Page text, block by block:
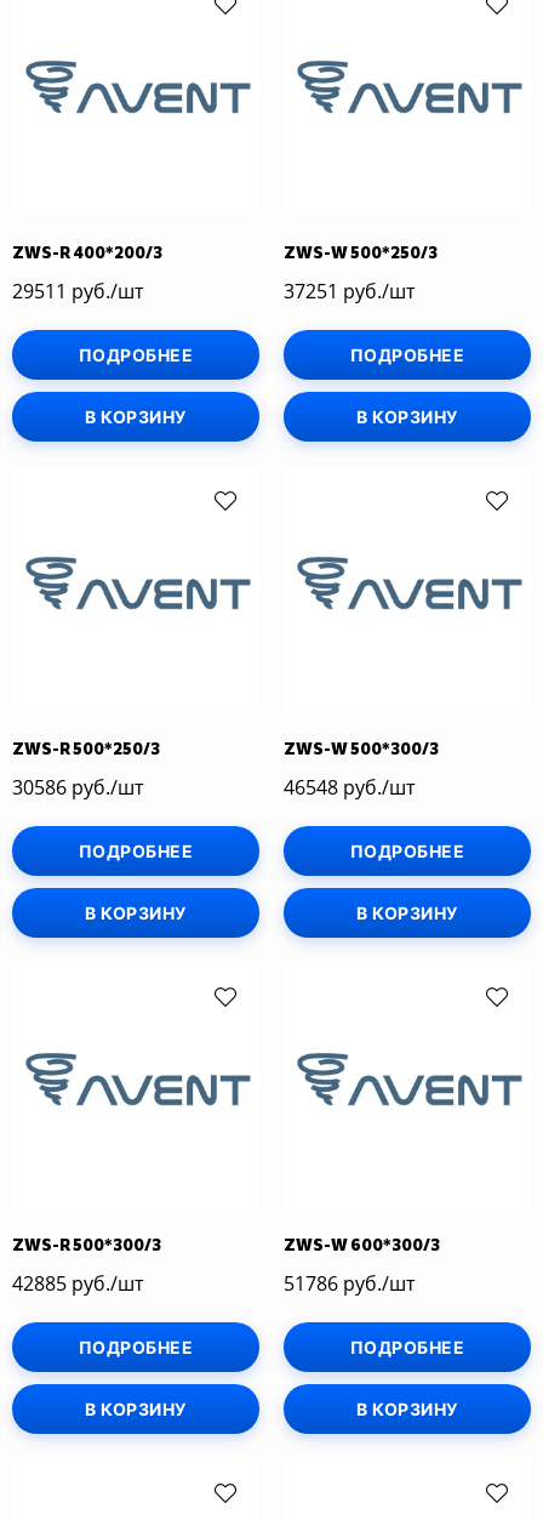
ZWS-R 400*200/3
29511 руб./шт
ПОДРОБНЕЕ
В КОРЗИНУ
ZWS-W 500*250/3
37251 руб./шт
ПОДРОБНЕЕ
В КОРЗИНУ
ZWS-R 500*250/3
30586 руб./шт
ПОДРОБНЕЕ
В КОРЗИНУ
ZWS-W 500*300/3
46548 руб./шт
ПОДРОБНЕЕ
В КОРЗИНУ
ZWS-R 500*300/3
42885 руб./шт
ПОДРОБНЕЕ
В КОРЗИНУ
ZWS-W 600*300/3
51786 руб./шт
ПОДРОБНЕЕ
В КОРЗИНУ